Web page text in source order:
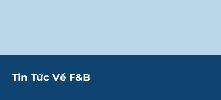
Tin Tức Về F&B